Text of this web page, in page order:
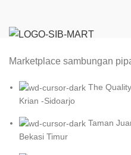
Marketplace sambungan
The
Krian -Sidoarjo
Taman
Bekasi Timur